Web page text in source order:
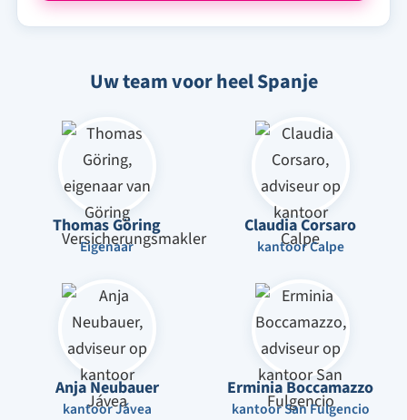
Uw team voor heel Spanje
Thomas Göring
Eigenaar
Claudia Corsaro
kantoor Calpe
Anja Neubauer
kantoor Jávea
Erminia Boccamazzo
kantoor San Fulgencio